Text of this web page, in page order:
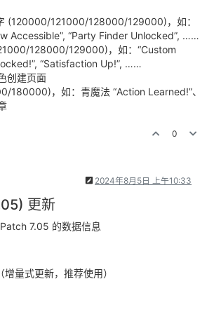
(120000/121000/128000/129000)，如：
Accessible”, “Party Finder Unlocked”, ……
128000/129000)，如：“Custom
“Satisfaction Up!”, ……
创建页面
180000)，如：青魔法 “Action Learned!”、
0
2024年8月5日 上午10:33
更新
7.05 的数据信息
增量式更新，推荐使用）